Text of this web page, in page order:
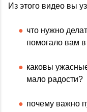
Из этого видео вы
что нужно
помогало вам
каковы
мало радости?
почему важно